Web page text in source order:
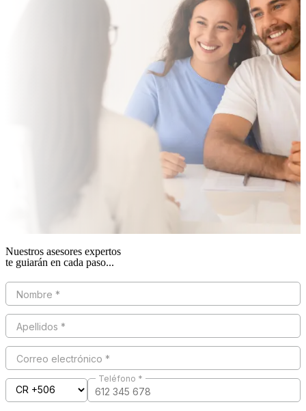
Nuestros asesores expertos
te guiarán en cada paso...
Nombre *
Apellidos *
Correo electrónico *
Teléfono *